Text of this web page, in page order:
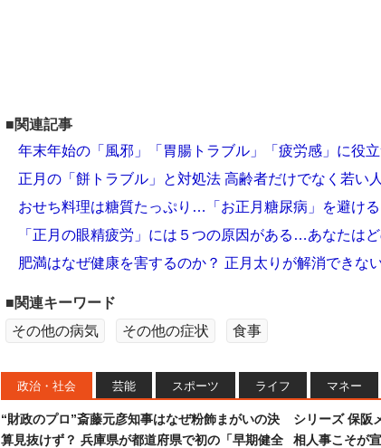
■関連記事
年末年始の「風邪」「胃腸トラブル」「疲労感」に役
正月の「餅トラブル」と対処法 高齢者だけでなく若い
おせち料理は糖質たっぷり…「お正月糖尿病」を避け
「正月の眼精疲労」には５つの原因がある…あなたは
肥満はなぜ健康を害するのか？ 正月太りが解消できな
■関連キーワード
その他の病気
その他の症状 食事
政治・社会 芸能 スポーツ ライフ マネー
“財政のプロ”斎藤元彦知事はなぜ粉飾まがいの決
算見抜けず？ 兵庫県が都道府県で初の「早期健全
シリーズ 保阪
相人事こそが